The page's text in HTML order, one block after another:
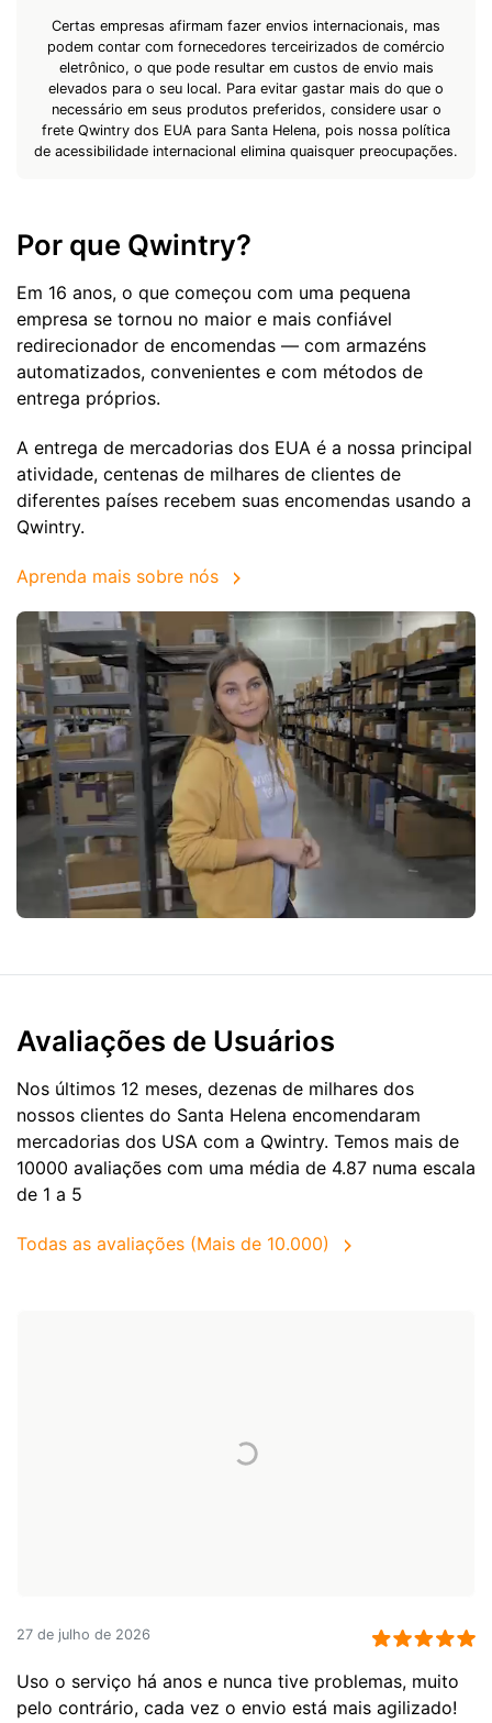
Certas empresas afirmam fazer envios internacionais, mas
podem contar com fornecedores terceirizados de comércio
eletrônico, o que pode resultar em custos de envio mais
elevados para o seu local. Para evitar gastar mais do que o
necessário em seus produtos preferidos, considere usar o
frete Qwintry dos EUA para Santa Helena, pois nossa política
de acessibilidade internacional elimina quaisquer preocupações.
Por que Qwintry?
Em 16 anos, o que começou com uma pequena
empresa se tornou no maior e mais confiável
redirecionador de encomendas — com armazéns
automatizados, convenientes e com métodos de
entrega próprios.
A entrega de mercadorias dos EUA é a nossa principal
atividade, centenas de milhares de clientes de
diferentes países recebem suas encomendas usando a
Qwintry.
Aprenda mais sobre nós
Avaliações de Usuários
Nos últimos 12 meses, dezenas de milhares dos
nossos clientes do Santa Helena encomendaram
mercadorias dos USA com a Qwintry. Temos mais de
10000 avaliações com uma média de 4.87 numa escala
de 1 a 5
Todas as avaliações (Mais de 10.000)
27 de julho de 2026
Uso o serviço há anos e nunca tive problemas, muito
pelo contrário, cada vez o envio está mais agilizado!